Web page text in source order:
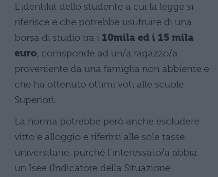
L'identikit dello studente a cui la legge si
riferisce e che potrebbe usufruire di una
borsa di studio tra i 10mila ed i 15 mila
euro, corrisponde ad un/a ragazzo/a
proveniente da una famiglia non abbiente e
che ha ottenuto ottimi voti alle scuole
Superiori.
La norma potrebbe però anche escludere
vitto e alloggio e riferirsi alle sole tasse
universitarie, purché l'interessato/a abbia
un Isee (Indicatore della Situazione